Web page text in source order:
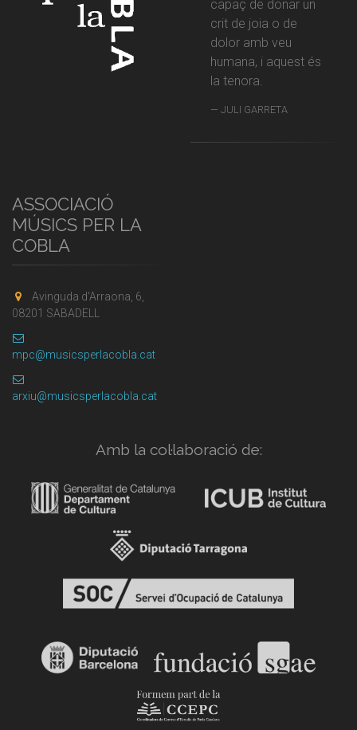
capaç de donar un
crit de joia o de
dolor amb veu
humana, i aquest és
la tenora.
JULI GARRETA
ASSOCIACIÓ
MÚSICS PER LA
COBLA
Avinguda d'Arraona, 6,
08201 SABADELL
mpc@musicsperlacobla.cat
arxiu@musicsperlacobla.cat
Amb la col·laboració de: